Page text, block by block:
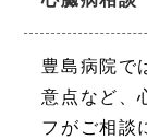
豊島病院で
意点など、
フがご相談